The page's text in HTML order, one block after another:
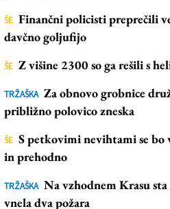
ŠE Finančni policisti preprečili
davčno goljufijo
ŠE Z višine 2300 so ga rešili s
TRŽAŠKA Za obnovo grobnice
približno polovico zneska
ŠE S petkovimi nevihtami se bo
in prehodno
TRŽAŠKA Na vzhodnem Krasu
vnela dva požara